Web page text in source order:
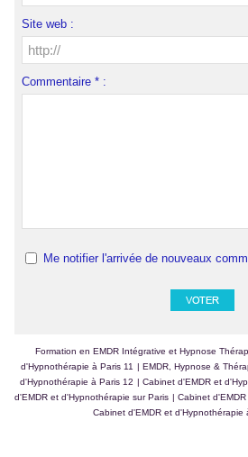
Site web :
Commentaire * :
Me notifier l'arrivée de nouveaux
Formation en EMDR Intégrative et Hypnose
d'Hypnothérapie à Paris 11 | EMDR, Hypnose &
d'Hypnothérapie à Paris 12 | Cabinet d'EMDR et
d'EMDR et d'Hypnothérapie sur Paris | Cabinet
Cabinet d'EMDR et d'Hypnothérapie